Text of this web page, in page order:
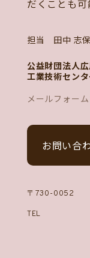
だくことも可
担当 田中 志保
公益財団法人
工業技術セン
メールフォー
お問い合
〒730-0052
TEL